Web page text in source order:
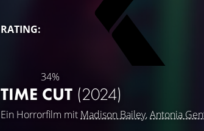
RATING:
34%
TIME CUT (2024)
Ein Horrorfilm mit Madison Bailey,Antonia